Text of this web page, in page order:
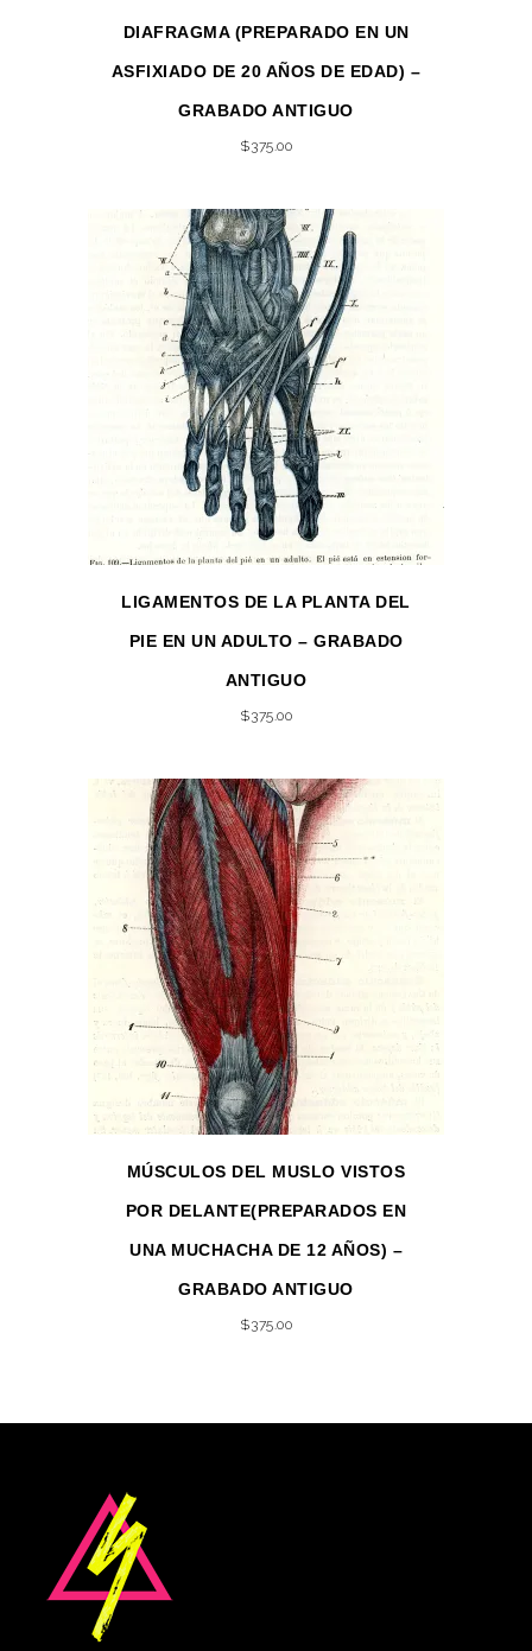
DIAFRAGMA (PREPARADO EN UN
ASFIXIADO DE 20 AÑOS DE EDAD) –
GRABADO ANTIGUO
$375.00
LIGAMENTOS DE LA PLANTA DEL
PIE EN UN ADULTO – GRABADO
ANTIGUO
$375.00
MÚSCULOS DEL MUSLO VISTOS
POR DELANTE(PREPARADOS EN
UNA MUCHACHA DE 12 AÑOS) –
GRABADO ANTIGUO
$375.00